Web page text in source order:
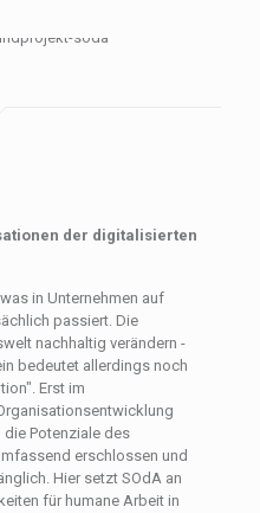
der digitalisierten
in Unternehmen auf
passiert. Die
nachhaltig verändern -
bedeutet allerdings noch
Erst im
Potenziale des
erschlossen und
Hier setzt SOdA an
für humane Arbeit in